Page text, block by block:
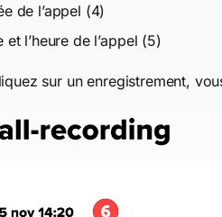
de l’appel (4)
et l’heure de l’appel (5)
sur un enregistrement,